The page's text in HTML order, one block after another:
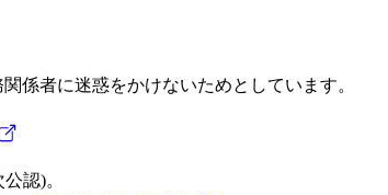
係者に迷惑をかけないためとしています。
認)。